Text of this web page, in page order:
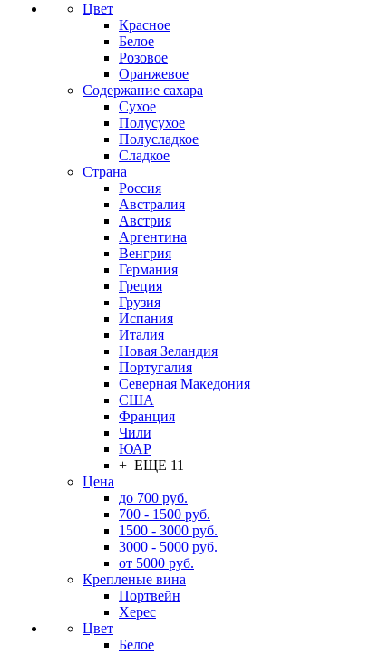
Цвет
Красное
Белое
Розовое
Оранжевое
Содержание сахара
Сухое
Полусухое
Полусладкое
Сладкое
Страна
Россия
Австралия
Австрия
Аргентина
Венгрия
Германия
Греция
Грузия
Испания
Италия
Новая Зеландия
Португалия
Северная Македония
США
Франция
Чили
ЮАР
+ ЕЩЕ 11
Цена
до 700 руб.
700 - 1500 руб.
1500 - 3000 руб.
3000 - 5000 руб.
от 5000 руб.
Крепленые вина
Портвейн
Херес
Цвет
Белое